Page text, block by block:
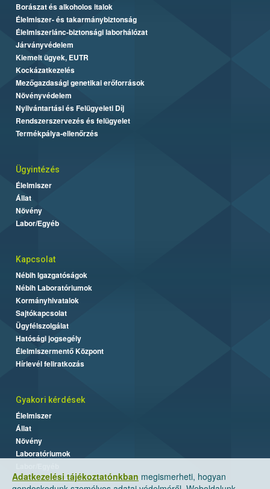
Adatkezelési tájékoztatónkban megismerheti, hogyan
Borászat és alkoholos italok
Élelmiszer- és takarmánybiztonság
Élelmiszerlánc-biztonsági laborhálózat
Járványvédelem
Kiemelt ügyek, EUTR
Kockázatkezelés
Mezőgazdasági genetikai erőforrások
Növényvédelem
Nyilvántartási és Felügyeleti Díj
Rendszerszervezés és felügyelet
Termékpálya-ellenőrzés
Ügyintézés
Élelmiszer
Állat
Növény
Labor/Egyéb
Kapcsolat
Nébih Igazgatóságok
Nébih Laboratóriumok
Kormányhivatalok
Sajtókapcsolat
Ügyfélszolgálat
Hatósági jogsegély
Élelmiszermentő Központ
Hírlevél feliratkozás
Gyakori kérdések
Élelmiszer
Állat
Növény
Laboratóriumok